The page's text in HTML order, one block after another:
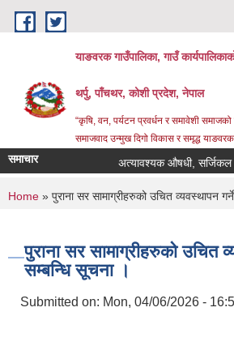
Skip to main content
याङवरक गाउँपालिका, गाउँ
थर्पु, पाँचथर, कोशी प्रदेश, नेपाल
“कृषि, वन, पर्यटन प्रवर्धन र समावेशी
समाजवाद उन्मुख दिगो विकास र समृद्ध
समाचार अत्यावश्यक औषधी, सर्जिकल
You are here
Home » पुराना सर सामाग्रीहरुको उचित व्यवस्थापन
पुराना सर सामाग्रीहरुको उचित
सम्बन्धि सूचना ।
Submitted on: Mon, 04/06/2026 -